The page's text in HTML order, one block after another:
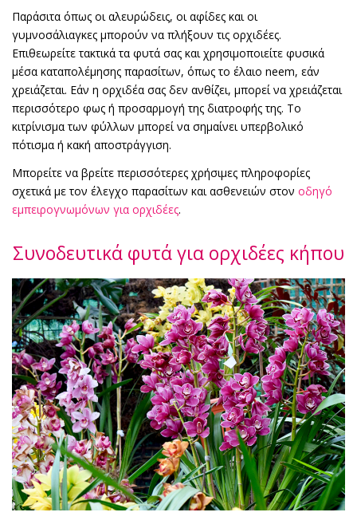
Παράσιτα όπως οι αλευρώδεις, οι αφίδες και οι
γυμνοσάλιαγκες μπορούν να πλήξουν τις ορχιδέες.
Επιθεωρείτε τακτικά τα φυτά σας και χρησιμοποιείτε φυσικά
μέσα καταπολέμησης παρασίτων, όπως το έλαιο neem, εάν
χρειάζεται. Εάν η ορχιδέα σας δεν ανθίζει, μπορεί να χρειάζεται
περισσότερο φως ή προσαρμογή της διατροφής της. Το
κιτρίνισμα των φύλλων μπορεί να σημαίνει υπερβολικό
πότισμα ή κακή αποστράγγιση.
Μπορείτε να βρείτε περισσότερες χρήσιμες πληροφορίες
σχετικά με τον έλεγχο παρασίτων και ασθενειών στον οδηγό
εμπειρογνωμόνων για ορχιδέες.
Συνοδευτικά φυτά για ορχιδέες κήπου